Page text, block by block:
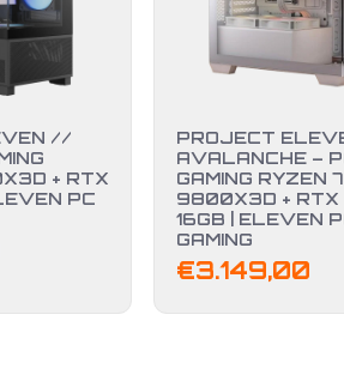
//
+ RTX
PC
PROJECT
AVALANCHE –
GAMING RYZEN 7
9800X3D +
16GB | ELEVEN
GAMING
€3.149,00